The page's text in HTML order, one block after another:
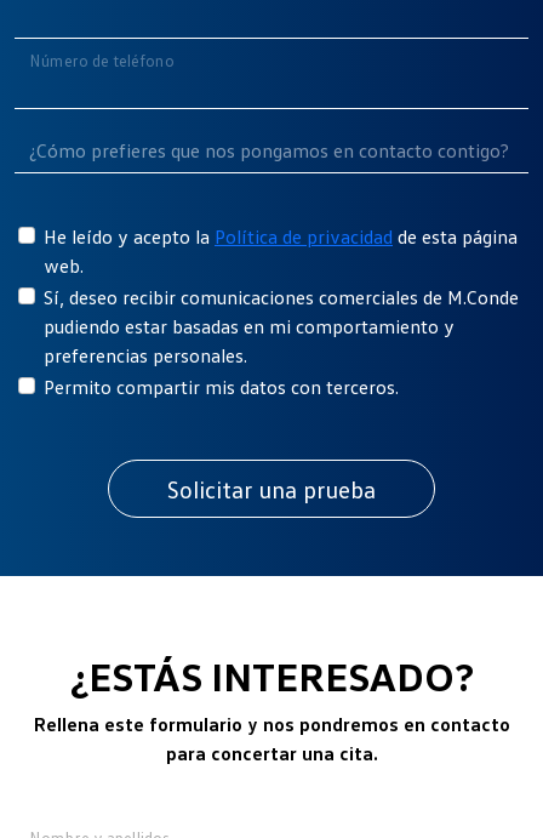
Número de teléfono
He leído y acepto la Política de privacidad de esta página
web.
Sí, deseo recibir comunicaciones comerciales de M.Conde
pudiendo estar basadas en mi comportamiento y
preferencias personales.
Permito compartir mis datos con terceros.
¿ESTÁS INTERESADO?
Rellena este formulario y nos pondremos en contacto
para concertar una cita.